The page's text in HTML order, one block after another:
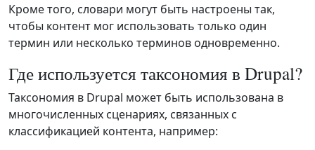
Кроме того, словари могут быть настроены так,
чтобы контент мог использовать только один
термин или несколько терминов одновременно.
Где используется таксономия в Drupal?
Таксономия в Drupal может быть использована в
многочисленных сценариях, связанных с
классификацией контента, например: